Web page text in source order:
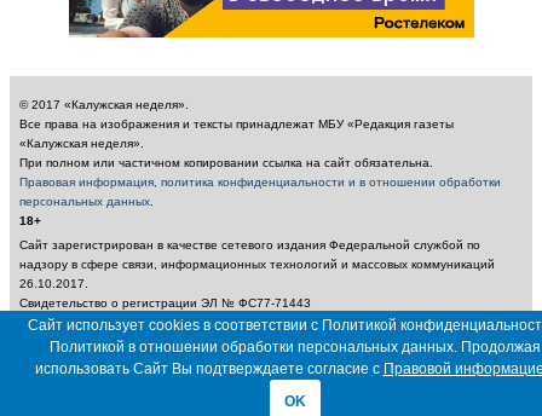
© 2017 «Калужская неделя».
Все права на изображения и тексты принадлежат МБУ «Редакция газеты
«Калужская неделя».
При полном или частичном копировании ссылка на сайт обязательна.
Правовая информация, политика конфиденциальности и в отношении обработки
персональных данных.
18+
Сайт зарегистрирован в качестве сетевого издания Федеральной службой по
надзору в сфере связи, информационных технологий и массовых коммуникаций
26.10.2017.
Свидетельство о регистрации ЭЛ № ФС77-71443
Учредитель: Муниципальное бюджетное учреждение «Редакция газеты «Калужская
неделя»
Главный редактор: Амбарцумян А. Ю. / Электронный адрес редакции:
nedelya_kaluga@adm.kaluga.ru / Телефон редакции: 400-424
Сайт использует cookies в соответствии с Политикой
Политикой в отношении обработки персональных данных. Продолжая
использовать Сайт Вы подтверждаете согласие с Правовой
OK